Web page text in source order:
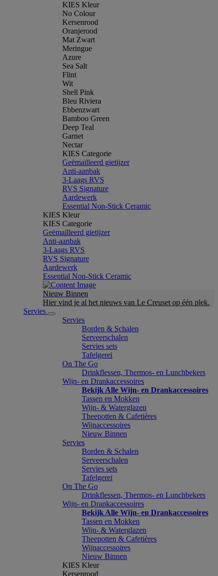
KIES Kleur
No Colour
Kersenrood
Oranjerood
Mat Zwart
Meringue
Azure
Sea Salt
Flint
Wit
Shell Pink
Bleu Riviera
Ebbenzwart
Bamboo Green
Deep Teal
Garnet
Nectar
KIES Categorie
Geëmailleerd gietijzer
Anti-aanbak
3-Laags RVS
RVS Signature
Aardewerk
Essential Non-Stick Ceramic
KIES Kleur
KIES Categorie
Geëmailleerd gietijzer
Anti-aanbak
3-Laags RVS
RVS Signature
Aardewerk
Essential Non-Stick Ceramic
Nieuw Binnen
Hier vind je al het nieuws van Le Creuset op één plek.
Servies
Servies
Borden & Schalen
Serveerschalen
Servies sets
Tafelgerei
On The Go
Drinkflessen, Thermos- en Lunchbekers
Wijn- en Drankaccessoires
Bekijk Alle Wijn- en Drankaccessoires
Tassen en Mokken
Wijn- & Waterglazen
Theepotten & Cafetières
Wijnaccessoires
Nieuw Binnen
Servies
Borden & Schalen
Serveerschalen
Servies sets
Tafelgerei
On The Go
Drinkflessen, Thermos- en Lunchbekers
Wijn- en Drankaccessoires
Bekijk Alle Wijn- en Drankaccessoires
Tassen en Mokken
Wijn- & Waterglazen
Theepotten & Cafetières
Wijnaccessoires
Nieuw Binnen
KIES Kleur
Kersenrood